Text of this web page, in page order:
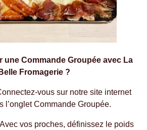
une Commande Groupée avec La
Belle Fromagerie ?
vous sur notre site internet
l’onglet Commande Groupée.
Avec vos proches, définissez le poids